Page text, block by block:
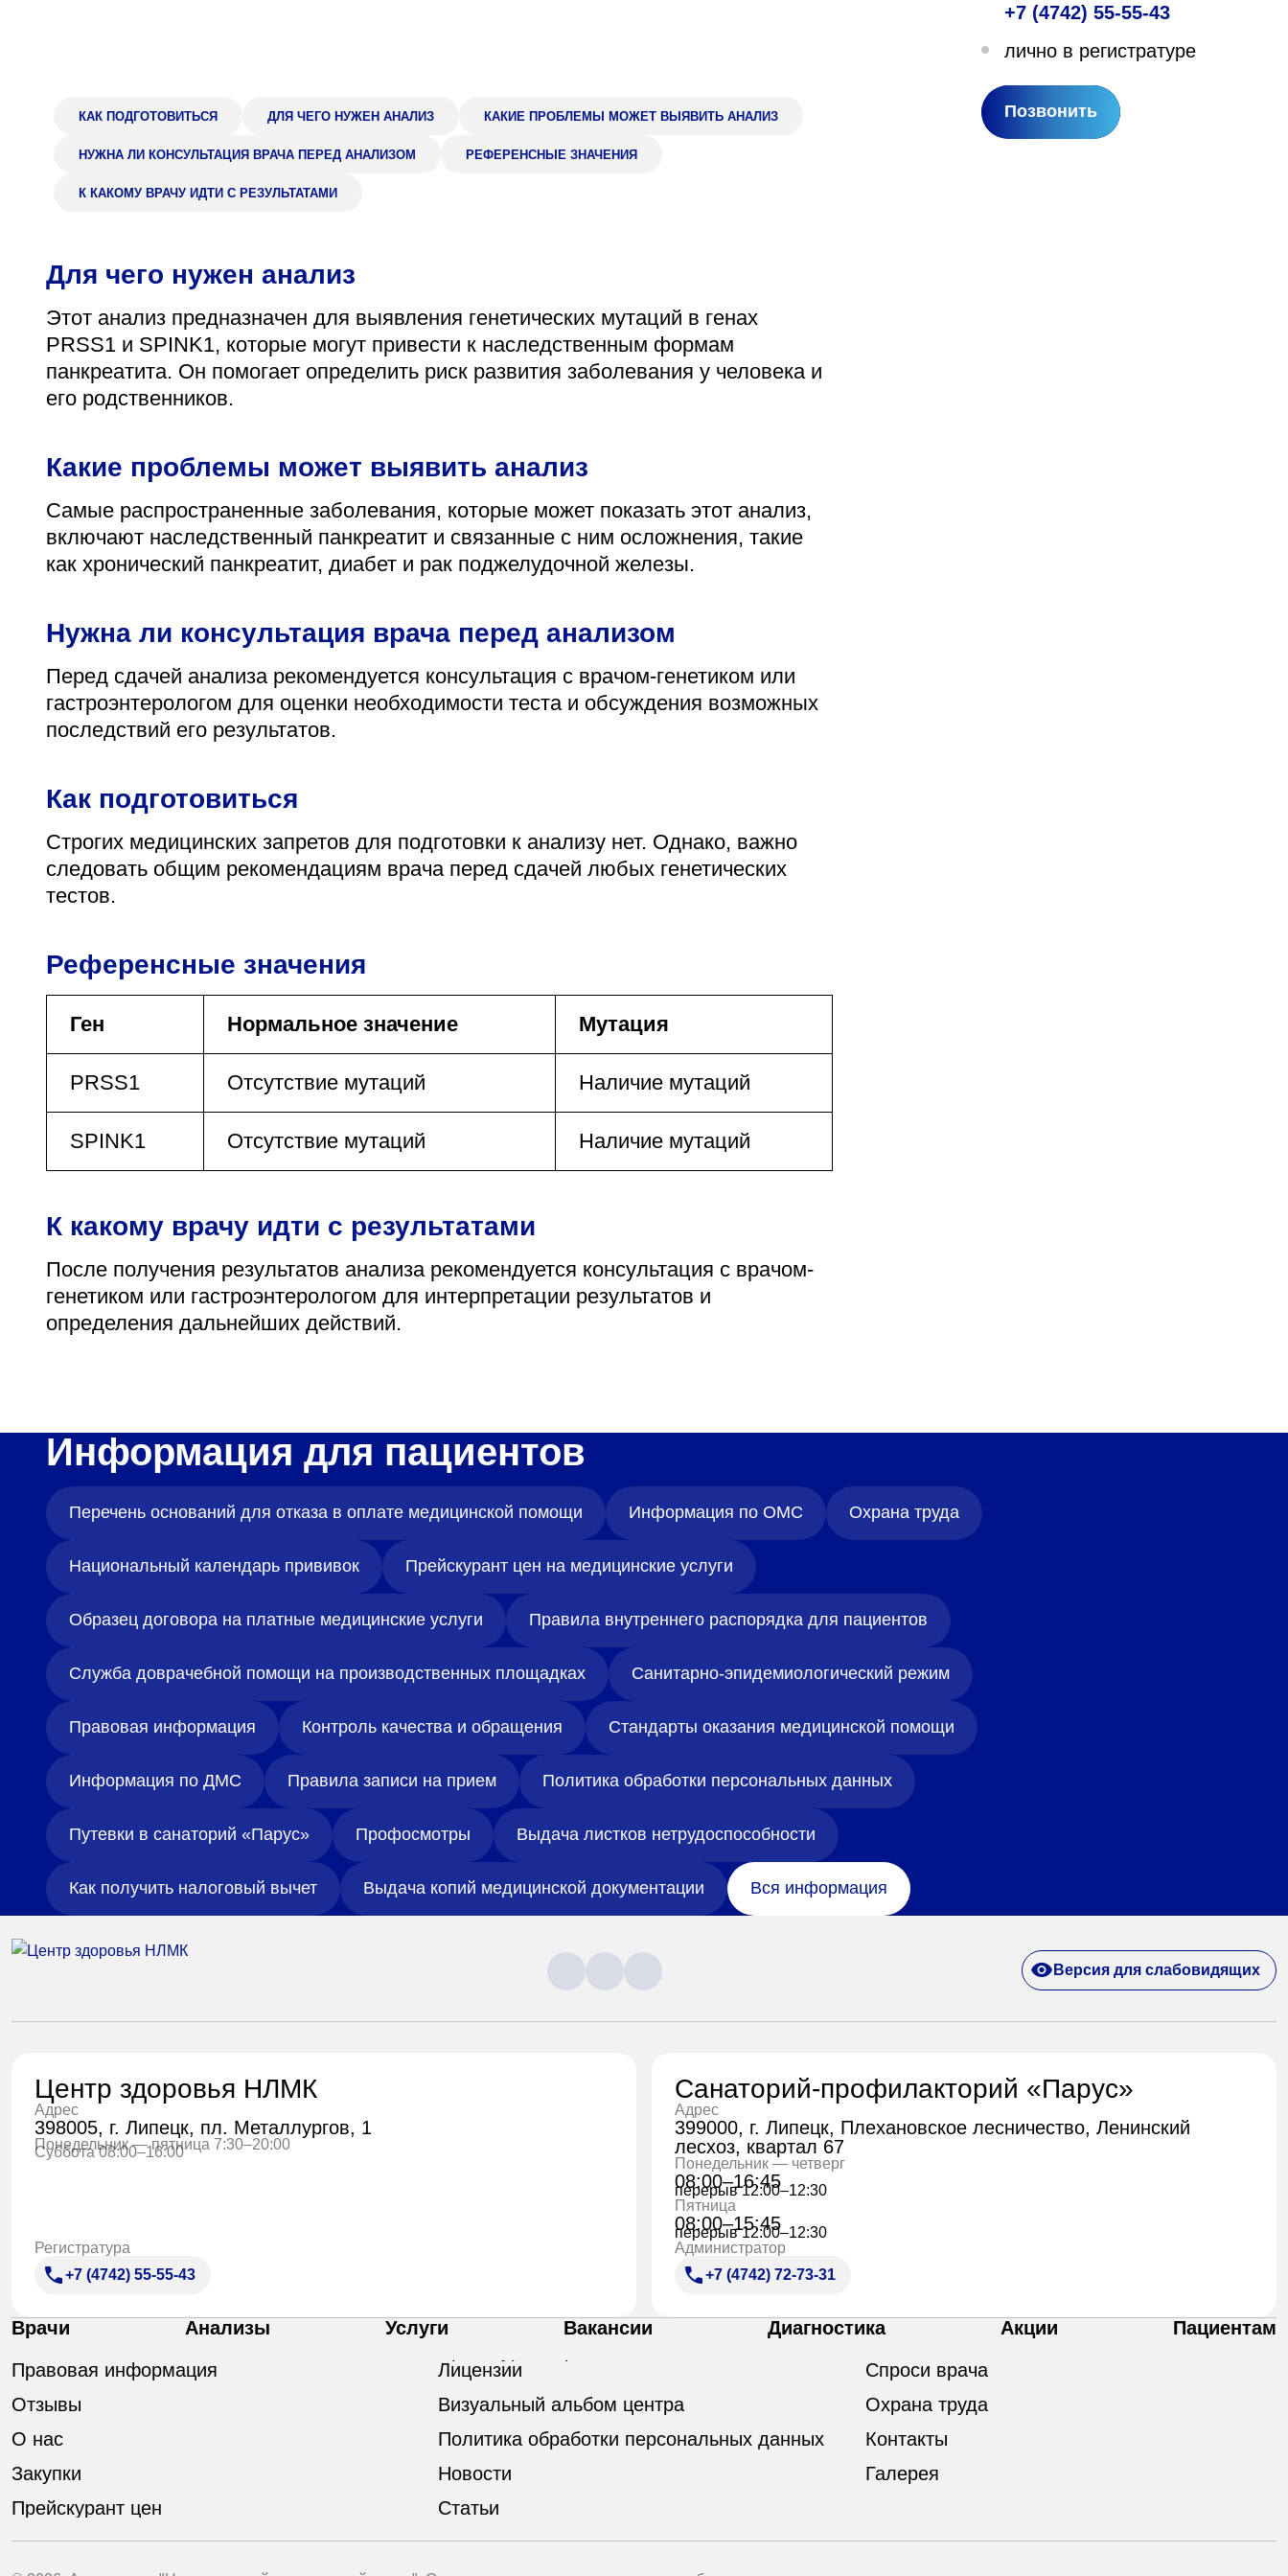
399000, г. Липецк, Плехановское лесничество,
08:00–16:45
КАК ПОДГОТОВИТЬСЯ ДЛЯ ЧЕГО НУЖЕН АНАЛИЗ КАКИЕ ПРОБЛЕМЫ МОЖЕТ ВЫЯВИТЬ АНАЛИЗ
НУЖНА ЛИ КОНСУЛЬТАЦИЯ ВРАЧА ПЕРЕД АНАЛИЗОМ РЕФЕРЕНСНЫЕ ЗНАЧЕНИЯ
К КАКОМУ ВРАЧУ ИДТИ С РЕЗУЛЬТАТАМИ
Для чего нужен анализ
Этот анализ предназначен для выявления генетических мутаций в генах
PRSS1 и SPINK1, которые могут привести к наследственным формам
панкреатита. Он помогает определить риск развития заболевания у человека и
его родственников.
Какие проблемы может выявить анализ
Самые распространенные заболевания, которые может показать этот анализ,
включают наследственный панкреатит и связанные с ним осложнения, такие
как хронический панкреатит, диабет и рак поджелудочной железы.
Нужна ли консультация врача перед анализом
Перед сдачей анализа рекомендуется консультация с врачом-генетиком или
гастроэнтерологом для оценки необходимости теста и обсуждения возможных
последствий его результатов.
Как подготовиться
Строгих медицинских запретов для подготовки к анализу нет. Однако, важно
следовать общим рекомендациям врача перед сдачей любых генетических
тестов.
Референсные значения
Ген Нормальное значение Мутация
PRSS1 Отсутствие мутаций Наличие мутаций
SPINK1 Отсутствие мутаций Наличие мутаций
К какому врачу идти с результатами
После получения результатов анализа рекомендуется консультация с врачом-
генетиком или гастроэнтерологом для интерпретации результатов и
определения дальнейших действий.
+7 (4742) 55-55-43
лично в регистратуре
Позвонить
Информация для пациентов
Перечень оснований для отказа в оплате медицинской помощи Информация по ОМС Охрана труда
Национальный календарь прививок Прейскурант цен на медицинские услуги
Образец договора на платные медицинские услуги Правила внутреннего распорядка для пациентов
Служба доврачебной помощи на производственных площадках Санитарно-эпидемиологический режим
Правовая информация Контроль качества и обращения Стандарты оказания медицинской помощи
Информация по ДМС Правила записи на прием Политика обработки персональных данных
Путевки в санаторий «Парус» Профосмотры Выдача листков нетрудоспособности
Как получить налоговый вычет Выдача копий медицинской документации Вся информация
Версия для слабовидящих
Центр здоровья НЛМК
Адрес
398005, г. Липецк, пл. Металлургов, 1
Понедельник — пятница 7:30–20:00
Суббота 08:00–16:00
Регистратура
+7 (4742) 55-55-43
Санаторий-профилакторий «Парус»
Адрес
399000, г. Липецк, Плехановское лесничество, Ленинский
лесхоз, квартал 67
Понедельник — четверг
08:00–16:45
перерыв 12:00–12:30
Пятница
08:00–15:45
перерыв 12:00–12:30
Администратор
+7 (4742) 72-73-31
Врачи Анализы Услуги Вакансии Диагностика Акции
Пациентам
Правовая информация
Отзывы
О нас
Закупки
Прейскурант цен
Лицензии
Визуальный альбом центра
Политика обработки персональных данных
Новости
Статьи
Спроси врача
Охрана труда
Контакты
Галерея